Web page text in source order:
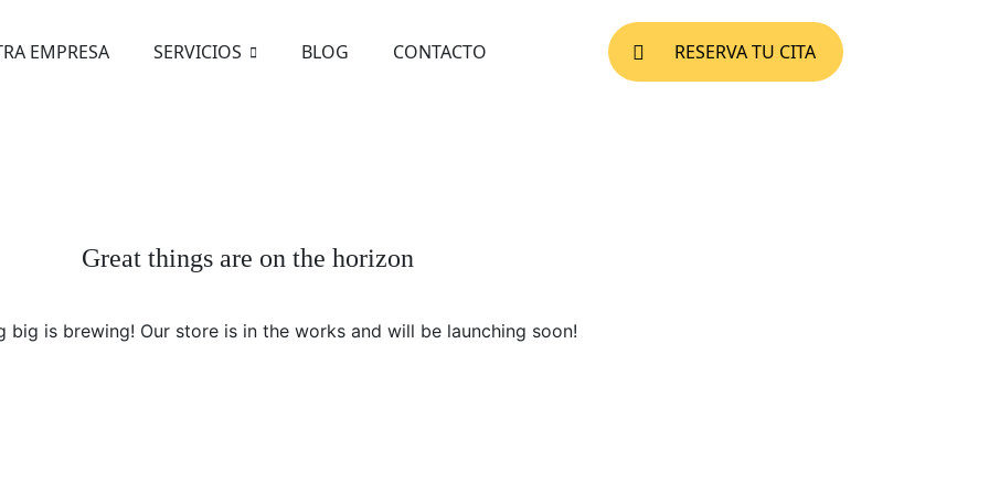
EMPRESA SERVICIOS BLOG CONTACTO RESERVA TU CITA
Great things are on the horizon
big is brewing! Our store is in the works and will be launching soon!